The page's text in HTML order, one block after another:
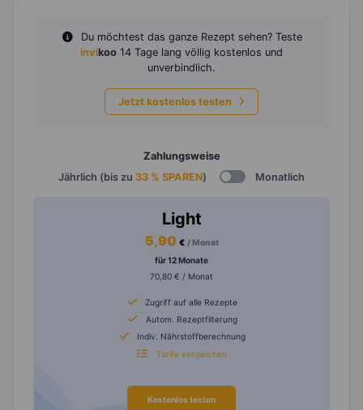
Du möchtest das ganze Rezept sehen? Teste
invikoo 14 Tage lang völlig kostenlos und
unverbindlich.
Jetzt kostenlos testen
Zahlungsweise
Jährlich (bis zu 33 % SPAREN) Monatlich
Light
5,90 € / Monat
für 12 Monate
70,80 € / Monat
Zugriff auf alle Rezepte
Autom. Rezeptfilterung
Indiv. Nährstoffberechnung
Tarife vergleichen
Kostenlos testen